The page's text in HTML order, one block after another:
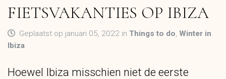
FIETSVAKANTIES OP IBIZA
Geplaatst op januari 05, 2022 in Things to do, Winter in
Ibiza
Hoewel Ibiza misschien niet de eerste